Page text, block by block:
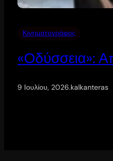
Κινηματογράφος
«Οδύσσεια»:
9 Ιουλίου, 2026.kalkanteras